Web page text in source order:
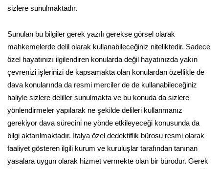
sizlere sunulmaktadır.
Sunulan bu bilgiler gerek yazılı gerekse görsel olarak
mahkemelerde delil olarak kullanabileceğiniz niteliktedir. Sadece
özel hayatınızı ilgilendiren konularda değil hayatınızda yakın
çevrenizi işlerinizi de kapsamakta olan konulardan özellikle de
dava konularında da resmi merciler de de kullanabileceğiniz
haliyle sizlere deliller sunulmakta ve bu konuda da sizlere
yönlendirmeler yapılarak ne şekilde delileri kullanmanız
gerekiyor dava sürecini ne yönde etkileyeceği konusunda da
bilgi aktarılmaktadır. İtalya özel dedektiflik bürosu resmi olarak
faaliyet gösteren ilgili kurum ve kuruluşlar tarafından tanınan
yasalara uygun olarak hizmet vermekte olan bir bürodur. Gerek